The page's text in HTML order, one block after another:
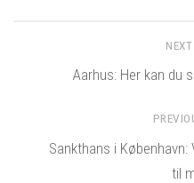
Aarhus: Her kan du
Sankthans i
til